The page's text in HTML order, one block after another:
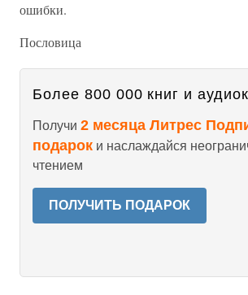
ошибки.
Пословица
Более 800 000 книг и
Получи 2 месяца Литрес
подарок и наслаждайся
чтением
ПОЛУЧИТЬ ПОДАРОК